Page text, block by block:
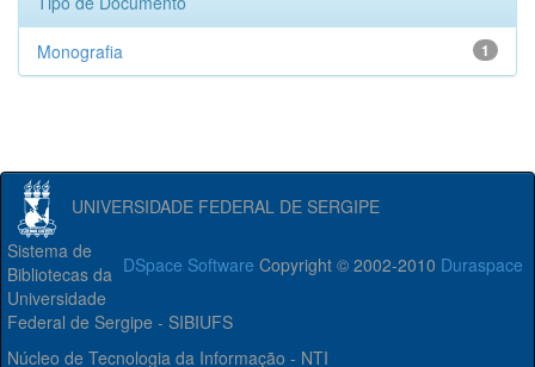
1
Monografia
UNIVERSIDADE FEDERAL DE SERGIPE
DSpace Software Copyright © 2002-2010 Duraspace
Sistema de
Bibliotecas da
Universidade
Federal de Sergipe - SIBIUFS
Núcleo de Tecnologia da Informação - NTI